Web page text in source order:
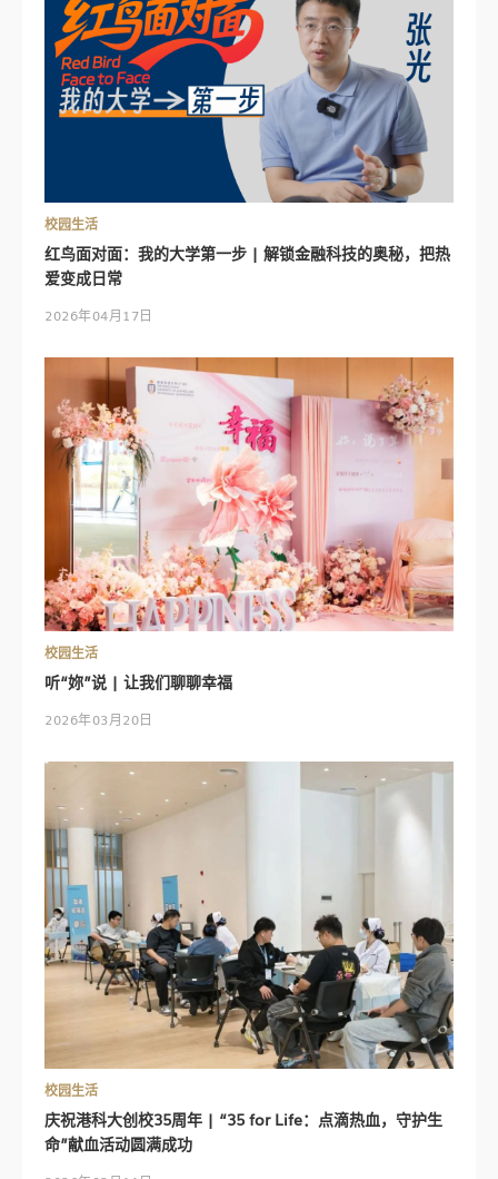
校园生活
红鸟面对面：我的大学第一步 | 解锁金融科技的奥秘，把热
爱变成日常
2026年04月17日
校园生活
听“妳”说 | 让我们聊聊幸福
2026年03月20日
校园生活
庆祝港科大创校35周年 | “35 for Life：点滴热血，守护生
命”献血活动圆满成功